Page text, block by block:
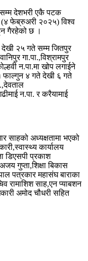
देशभरी एकै पटक
फेब्रुअरी २०२५) विश्व
गैरहेको छ ।
२५ गते सम्म जितपुर
गा.पा.,विश्रामपुर
न.पा.मा खोप लगाईने
फाल्गुन ४ गते देखी ६ गते
न.पा. र करैयामाई
साहको अध्यक्षतामा भएको
कार्यालय
डिएसपी प्रकाश
गुप्ता,शिक्षा बिकास
पत्रकार महासंघ बाराका
रामाशिश साह,एन प्याबशन
अमोद चौधरी सहित